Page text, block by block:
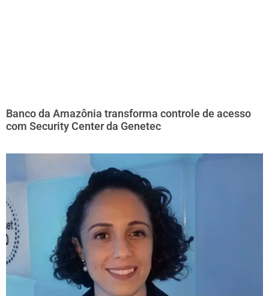
Banco da Amazônia transforma controle de acesso
com Security Center da Genetec